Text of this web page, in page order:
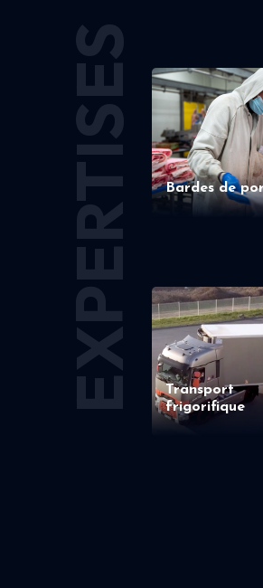
EXPERTISES Bardes de
Transport
frigorifique